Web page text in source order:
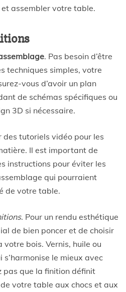
assembler votre table.
. Pas besoin d’être
techniques simples, votre
vous d’avoir un plan
de schémas spécifiques ou
3D si nécessaire.
des tutoriels vidéo pour les
Il est important de
instructions pour éviter les
qui pourraient
de votre table.
. Pour un rendu esthétique
de bien poncer et de choisir
bois. Vernis, huile ou
le mieux avec
pas que la finition définit
votre table aux chocs et aux